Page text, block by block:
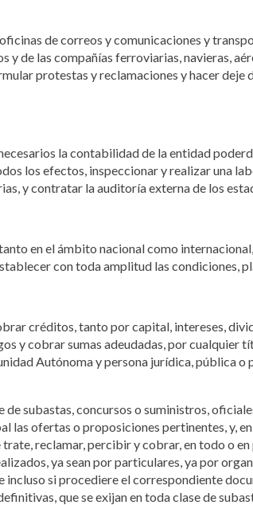
de correos y comunicaciones y
de las compañías ferroviarias, navieras,
protestas y reclamaciones y hacer deje
la contabilidad de la entidad
los efectos, inspeccionar y realizar una
y contratar la auditoría externa de los
en el ámbito nacional como
con toda amplitud las condiciones,
créditos, tanto por capital, intereses,
y cobrar sumas adeudadas, por cualquier
Autónoma y persona jurídica, pública o
subastas, concursos o suministros,
las ofertas o proposiciones pertinentes, y,
reclamar, percibir y cobrar, en todo o
ya sean por particulares, ya por
si procediere el correspondiente
que se exijan en toda clase de